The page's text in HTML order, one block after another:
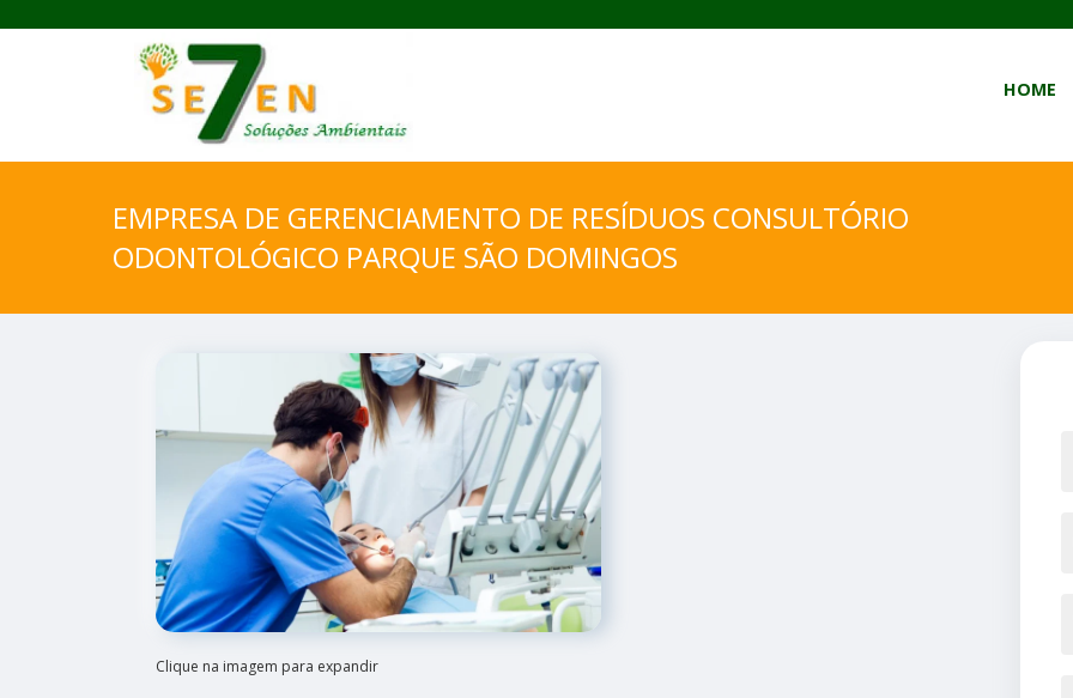
HOME
EMPRESA DE GERENCIAMENTO DE RESÍDUOS CONSULTÓRIO
ODONTOLÓGICO PARQUE SÃO DOMINGOS
Clique na imagem para expandir